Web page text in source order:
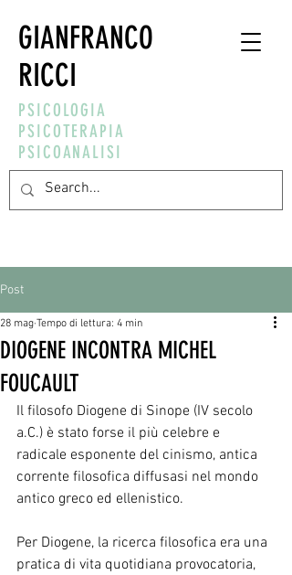
GIANFRANCO
RICCI
PSICOLOGIA
PSICOTERAPIA
PSICOANALISI
Post
DIOGENE INCONTRA MICHEL
FOUCAULT
28 mag Tempo di lettura: 4 min
Il filosofo Diogene di Sinope (IV secolo
a.C.) è stato forse il più celebre e
radicale esponente del cinismo, antica
corrente filosofica diffusasi nel mondo
antico greco ed ellenistico.
Per Diogene, la ricerca filosofica era una
pratica di vita quotidiana provocatoria,